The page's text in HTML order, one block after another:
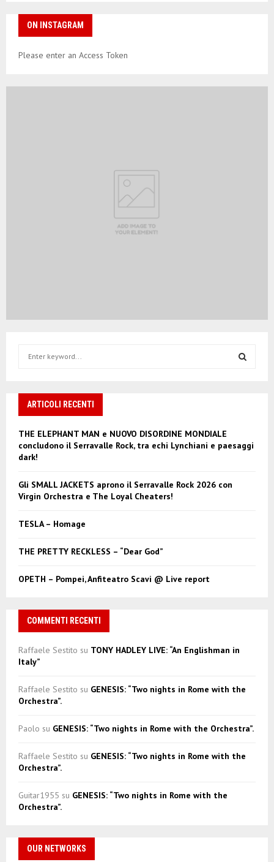
ON INSTAGRAM
Please enter an Access Token
h
o
r
ARTICOLI RECENTI
THE ELEPHANT MAN e NUOVO DISORDINE MONDIALE
concludono il Serravalle Rock, tra echi Lynchiani e paesaggi
dark!
Gli SMALL JACKETS aprono il Serravalle Rock 2026 con
Virgin Orchestra e The Loyal Cheaters!
TESLA – Homage
THE PRETTY RECKLESS – “Dear God”
OPETH – Pompei, Anfiteatro Scavi @ Live report
COMMENTI RECENTI
Raffaele Sestito su TONY HADLEY LIVE: “An Englishman in
Italy”
Raffaele Sestito su GENESIS: “Two nights in Rome with the
Orchestra”.
Paolo su GENESIS: “Two nights in Rome with the Orchestra”.
Raffaele Sestito su GENESIS: “Two nights in Rome with the
Orchestra”.
Guitar1955 su GENESIS: “Two nights in Rome with the
Orchestra”.
OUR NETWORKS